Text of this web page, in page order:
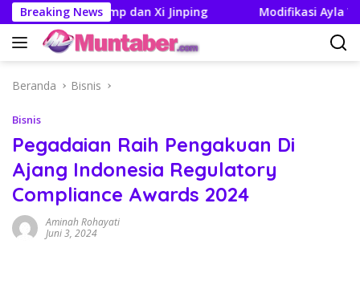
Langsung
ke
konten
Breaking News
Trump dan Xi Jinping Modifikasi Ayla
Beranda Bisnis
Bisnis
Pegadaian Raih Pengakuan Di
Ajang Indonesia Regulatory
Compliance Awards 2024
Aminah Rohayati
Juni 3, 2024